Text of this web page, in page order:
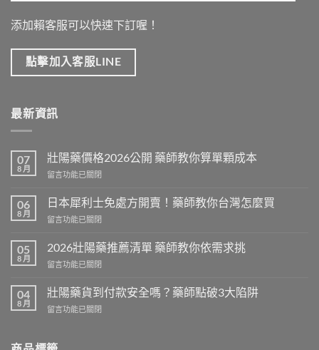
添加賴客服可以快速下訂喔！
點擊加入客服LINE
最新資訊
07
8 月
壯陽藥價格2026公開 藥師教你算單顆成本
在
陽
藥
價
2026
公
開
師
教
單
留言功能已關閉
06
8 月
日本犀利士免處方開賣！藥師教你台灣怎麼買
在
本
犀
利
免
處
方
留言功能已關閉
05
8 月
2026壯陽藥推薦清單 藥師教你依需求挑
在
壯
陽
藥
留言功能已關閉
04
8 月
壯陽藥貨到付款安全嗎？藥師點破3大陷阱
在
藥
留言功能已關閉